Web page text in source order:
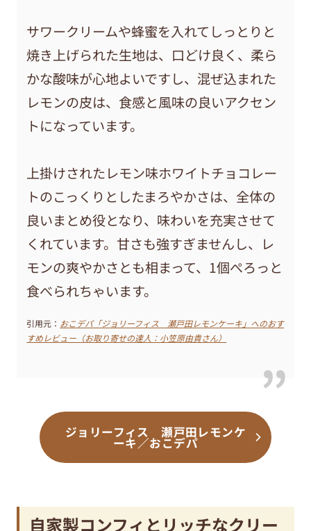
サワークリームや蜂蜜を入れてしっとりと
焼き上げられた生地は、口どけ良く、柔ら
かな酸味が心地よいですし、混ぜ込まれた
レモンの皮は、食感と風味の良いアクセン
トになっています。
上掛けされたレモン味ホワイトチョコレー
トのこっくりとしたまろやかさは、全体の
良いまとめ役となり、味わいを充実させて
くれています。甘さも強すぎませんし、レ
モンの爽やかさとも相まって、1個ぺろっと
食べられちゃいます。
引用元： おこデパ「ジョリーフィス 瀬戸田レモンケーキ」へのおす
すめレビュー（お取り寄せの達人：小笠原由貴さん）
ジョリーフィス 瀬戸田レモンケ
ーキ／おこデパ
自家製コンフィとリッチなクリー